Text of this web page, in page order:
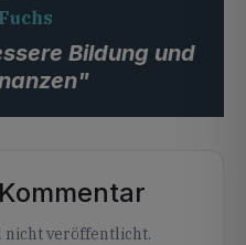
Bildung und
nicht veröffentlicht.